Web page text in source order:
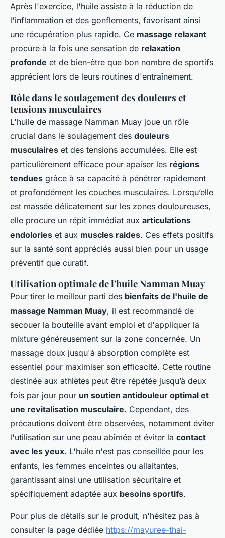
Après l'exercice, l'huile assiste à la réduction de
l'inflammation et des gonflements, favorisant ainsi
une récupération plus rapide. Ce massage relaxant
procure à la fois une sensation de relaxation
profonde et de bien-être que bon nombre de sportifs
apprécient lors de leurs routines d'entraînement.
Rôle dans le soulagement des douleurs et
tensions musculaires
L'huile de massage Namman Muay joue un rôle
crucial dans le soulagement des douleurs
musculaires et des tensions accumulées. Elle est
particulièrement efficace pour apaiser les régions
tendues grâce à sa capacité à pénétrer rapidement
et profondément les couches musculaires. Lorsqu’elle
est massée délicatement sur les zones douloureuses,
elle procure un répit immédiat aux articulations
endolories et aux muscles raides. Ces effets positifs
sur la santé sont appréciés aussi bien pour un usage
préventif que curatif.
Utilisation optimale de l'huile Namman Muay
Pour tirer le meilleur parti des bienfaits de l'huile de
massage Namman Muay, il est recommandé de
secouer la bouteille avant emploi et d'appliquer la
mixture généreusement sur la zone concernée. Un
massage doux jusqu'à absorption complète est
essentiel pour maximiser son efficacité. Cette routine
destinée aux athlètes peut être répétée jusqu’à deux
fois par jour pour un soutien antidouleur optimal et
une revitalisation musculaire. Cependant, des
précautions doivent être observées, notamment éviter
l'utilisation sur une peau abîmée et éviter la contact
avec les yeux. L'huile n'est pas conseillée pour les
enfants, les femmes enceintes ou allaitantes,
garantissant ainsi une utilisation sécuritaire et
spécifiquement adaptée aux besoins sportifs.
Pour plus de détails sur le produit, n'hésitez pas à
consulter la page dédiée https://mayuree-thai-